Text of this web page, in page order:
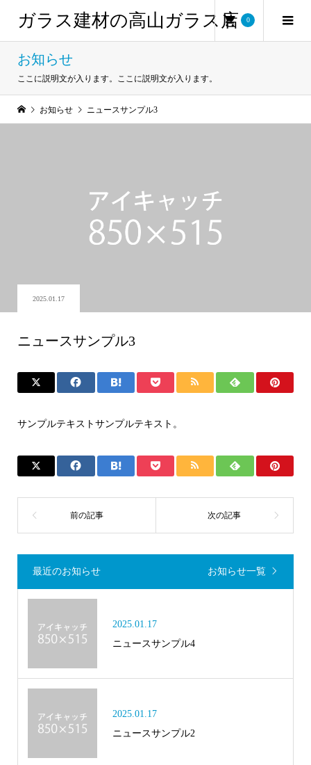
ガラス建材の高山ガラス店 0
お知らせ
ここに説明文が入ります。ここに説明文が入ります。
お知らせ ニュースサンプル3
2025.01.17
ニュースサンプル3
サンプルテキストサンプルテキスト。
最近のお知らせ お知らせ一覧
2025.01.17
ニュースサンプル4
2025.01.17
ニュースサンプル2